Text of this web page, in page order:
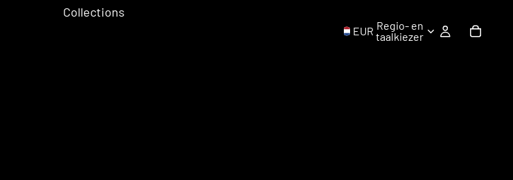
Collections
EUR Regio- en
taalkiezer